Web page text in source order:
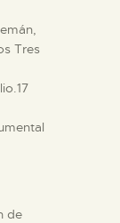
Tres
de